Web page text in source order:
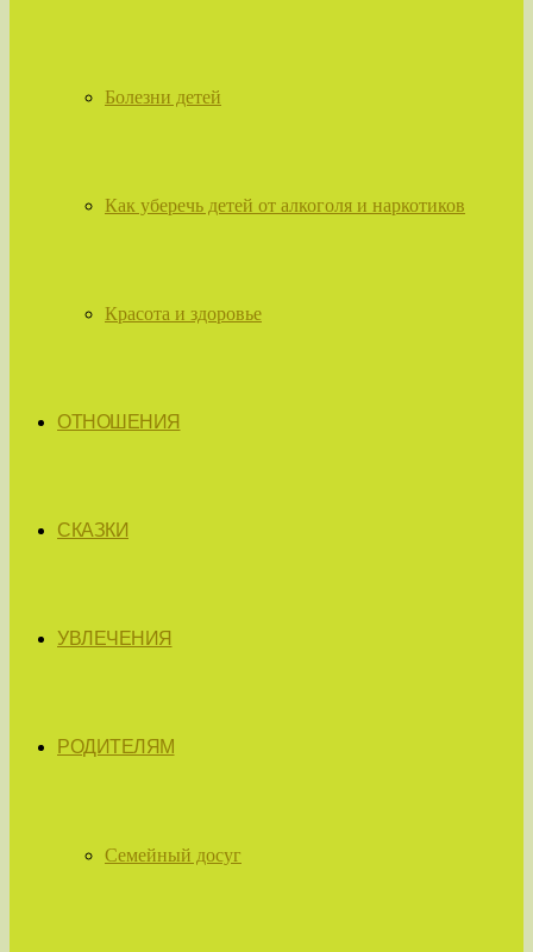
Болезни детей
Как уберечь детей от алкоголя и наркотиков
Красота и здоровье
ОТНОШЕНИЯ
СКАЗКИ
УВЛЕЧЕНИЯ
РОДИТЕЛЯМ
Семейный досуг